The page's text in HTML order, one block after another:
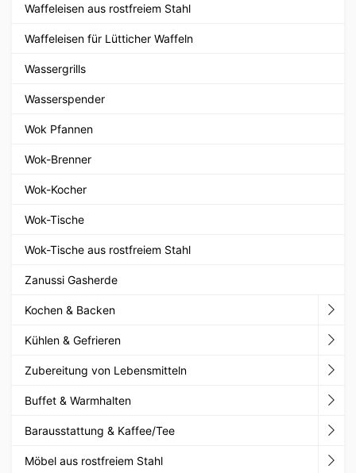
Waffeleisen aus rostfreiem Stahl
Waffeleisen für Lütticher Waffeln
Wassergrills
Wasserspender
Wok Pfannen
Wok-Brenner
Wok-Kocher
Wok-Tische
Wok-Tische aus rostfreiem Stahl
Zanussi Gasherde
Kochen & Backen
Kühlen & Gefrieren
Zubereitung von Lebensmitteln
Buffet & Warmhalten
Barausstattung & Kaffee/Tee
Möbel aus rostfreiem Stahl